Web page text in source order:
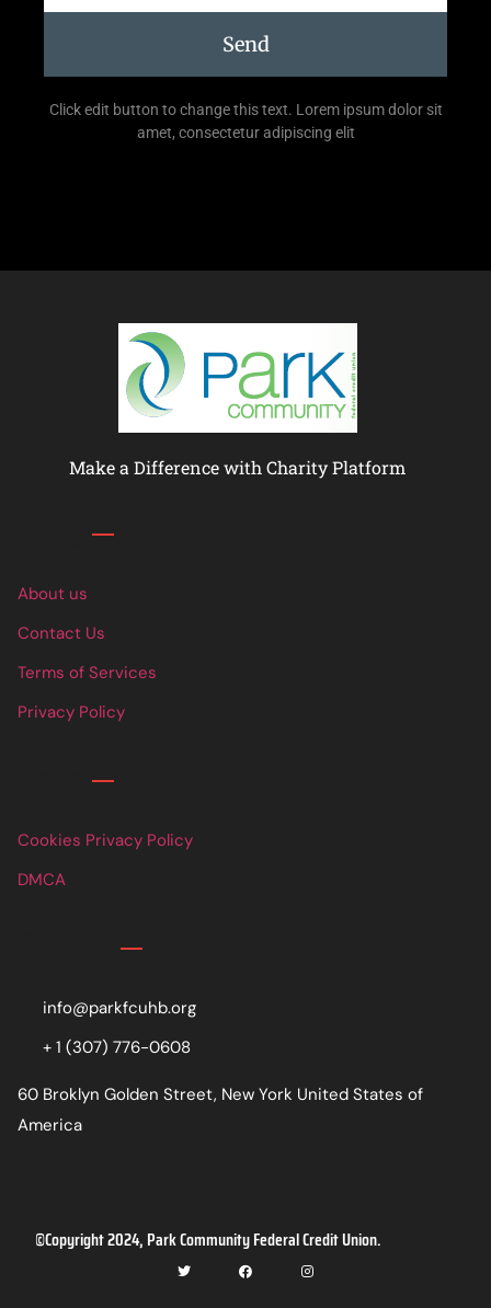
Send
Click edit button to change this text. Lorem ipsum dolor sit
amet, consectetur adipiscing elit
Make a Difference with Charity Platform
About us
Contact Us
Terms of Services
Privacy Policy
Cookies Privacy Policy
DMCA
info@parkfcuhb.org
+ 1 (307) 776-0608
60 Broklyn Golden Street, New York United States of
America
©Copyright 2024, Park Community Federal Credit Union.